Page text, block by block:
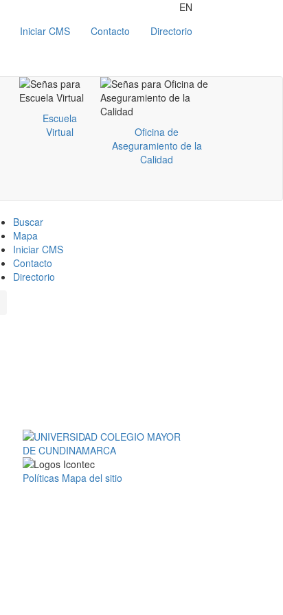
EN
Iniciar CMS Contacto Directorio
Escuela
Virtual
Oficina de
Aseguramiento de la
Calidad
Buscar
Mapa
Iniciar CMS
Contacto
Directorio
Políticas Mapa del sitio